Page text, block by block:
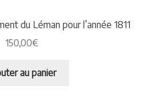
du Léman pour l’année 1811
150,00€
au panier